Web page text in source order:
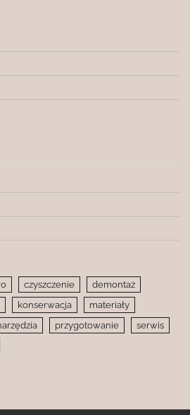
czyszczenie
demontaż
konserwacja
materiały
przygotowanie
serwis